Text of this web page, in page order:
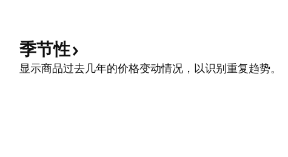
季节性
显示商品过去几年的价格变动情况，以识别重复趋势。